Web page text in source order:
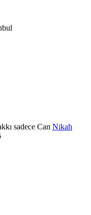
sadece Can Nikah